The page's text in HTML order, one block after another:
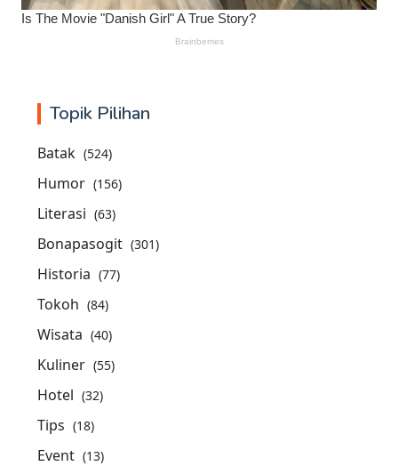
Topik Pilihan
Batak (524)
Humor (156)
Literasi (63)
Bonapasogit (301)
Historia (77)
Tokoh (84)
Wisata (40)
Kuliner (55)
Hotel (32)
Tips (18)
Event (13)